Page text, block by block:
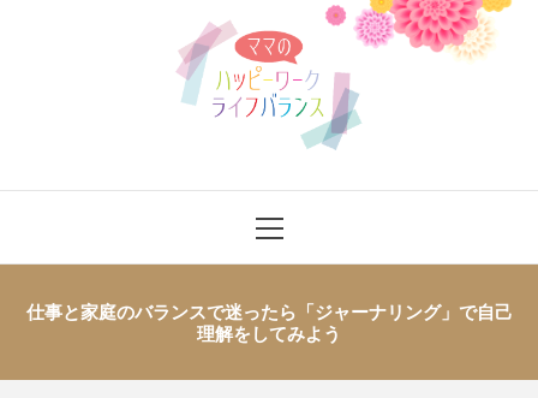
ママのハッ
ピーワーク
ライフバラ
Menu
仕事と家庭のバランスで迷ったら「ジャーナリング」で自己
理解をしてみよう